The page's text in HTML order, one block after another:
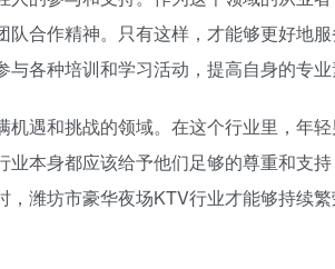
合作精神。只有这样，才能够更好地
各种培训和学习活动，提高自身的专
遇和挑战的领域。在这个行业里，年
本身都应该给予他们足够的尊重和支
潍坊市豪华夜场KTV行业才能够持续繁